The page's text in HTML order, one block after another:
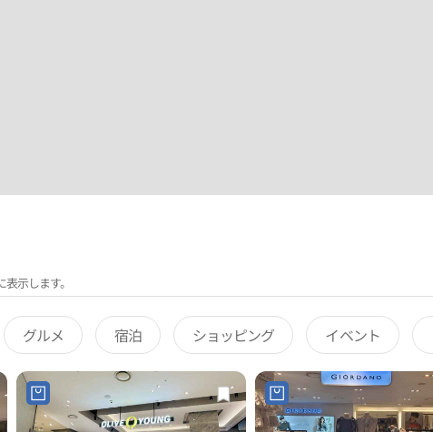
示します。
グルメ 宿泊 ショッピング イベント